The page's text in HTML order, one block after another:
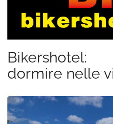
Bikershotel:
dormire nelle